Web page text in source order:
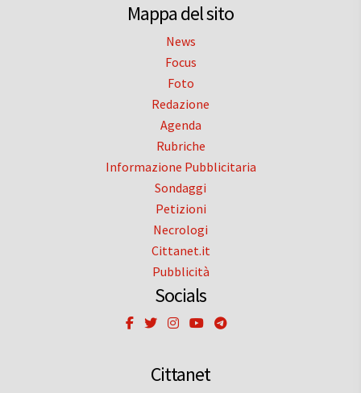
Mappa del sito
News
Focus
Foto
Redazione
Agenda
Rubriche
Informazione Pubblicitaria
Sondaggi
Petizioni
Necrologi
Cittanet.it
Pubblicità
Socials
Cittanet